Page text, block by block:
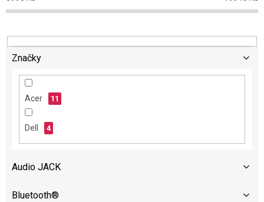
r
o
u
Značky
Acer 11
Dell 4
Audio JACK
Bluetooth®